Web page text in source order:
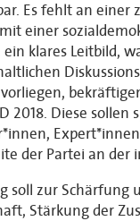
Es fehlt an
einer
klares Leitbild,
2018. Diese
der Partei an
soll zur Schärfung
Stärkung der